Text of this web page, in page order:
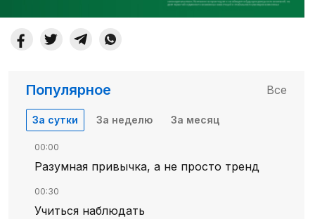
Популярное Все
За сутки За неделю За месяц
00:00
Разумная привычка, а не просто тренд
00:30
Учиться наблюдать